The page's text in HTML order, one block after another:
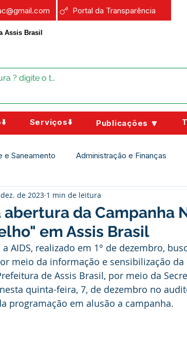
Portal da Transparência
Assis Brasil
Serviços⬇️ Publicações 🔽
e Saneamento Administração e Finanças
Social Campanhas
Infraestrutura e Obras Institucional e Governo
Dengue No Gabinete Convênios e
da Campanha
em Assis Brasil
de 2023 1 min de leitura
AIDS, realizado em 1° de dezembro,
meio da informação e sensibilização
de Assis Brasil, por meio da
quinta-feira, 7, de dezembro no
programação em alusão a campanha.